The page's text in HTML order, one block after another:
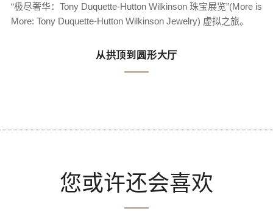
“极尽奢华：Tony Duquette-Hutton Wilkinson 珠宝展览”(More is
More: Tony Duquette-Hutton Wilkinson Jewelry) 虚拟之旅。
从拱顶到圆形大厅
您或许还会喜欢